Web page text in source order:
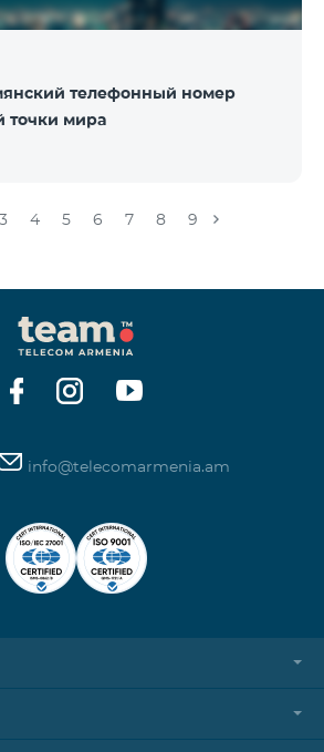
телефонный номер
точки мира
3 4 5 6 7 8 9
info@telecomarmenia.am